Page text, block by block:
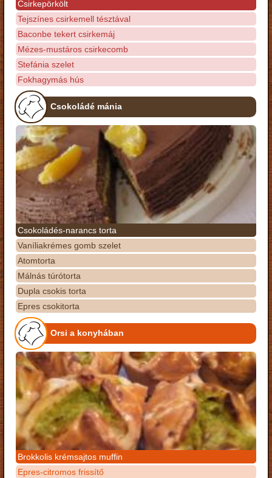
Csirkepörkölt
Tejszínes csirkemell tésztával
Baconbe tekert csirkemáj
Mézes-mustáros csirkecomb
Stefánia szelet
Fokhagymás hús
Csokoládé mánia
Csokoládés-narancs torta
Vaníliakrémes gomb szelet
Atomtorta
Málnás túrótorta
Dupla csokis torta
Epres csokitorta
Orsi a konyhában
Brokkolis krémsajtos muffin
Epres-citromos frissítő